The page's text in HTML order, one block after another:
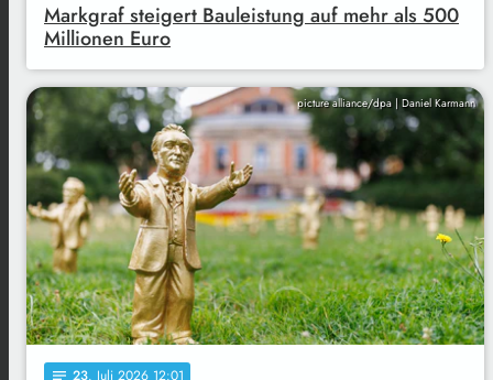
Markgraf steigert Bauleistung auf mehr als 500
Millionen Euro
picture alliance/dpa | Daniel Karmann
notes